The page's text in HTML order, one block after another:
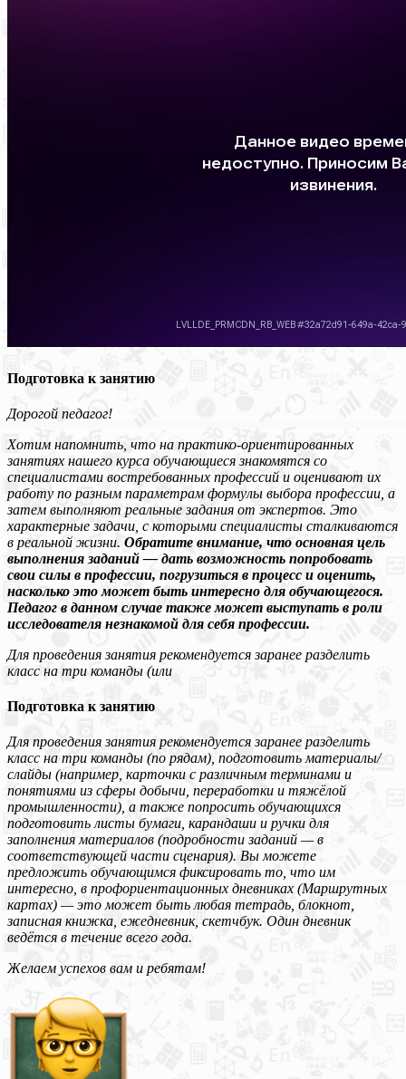
Подготовка к занятию
Дорогой педагог!
Хотим напомнить, что на практико-ориентированных
занятиях нашего курса обучающиеся знакомятся со
специалистами востребованных профессий и оценивают их
работу по разным параметрам формулы выбора профессии, а
затем выполняют реальные задания от экспертов. Это
характерные задачи, с которыми специалисты сталкиваются
в реальной жизни. Обратите внимание, что основная цель
выполнения заданий — дать возможность попробовать
свои силы в профессии, погрузиться в процесс и оценить,
насколько это может быть интересно для обучающегося.
Педагог в данном случае также может выступать в роли
исследователя незнакомой для себя профессии.
Для проведения занятия рекомендуется заранее разделить
класс на три команды (или
Подготовка к занятию
Для проведения занятия рекомендуется заранее разделить
класс на три команды (по рядам), подготовить материалы/
слайды (например, карточки с различным терминами и
понятиями из сферы добычи, переработки и тяжёлой
промышленности), а также попросить обучающихся
подготовить листы бумаги, карандаши и ручки для
заполнения материалов (подробности заданий — в
соответствующей части сценария). Вы можете
предложить обучающимся фиксировать то, что им
интересно, в профориентационных дневниках (Маршрутных
картах) — это может быть любая тетрадь, блокнот,
записная книжка, ежедневник, скетчбук. Один дневник
ведётся в течение всего года.
Желаем успехов вам и ребятам!